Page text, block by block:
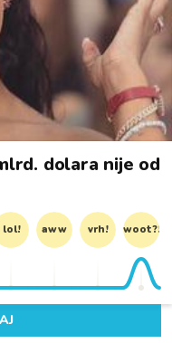
dolara nije od
lol! aww vrh! woot?!